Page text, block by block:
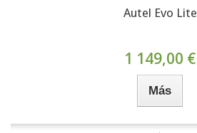
Autel Evo Lite
1 149,00 €
Más